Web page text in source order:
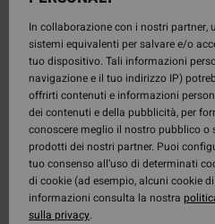
In collaborazione con i nostri partner,
sistemi equivalenti per salvare e/o
tuo dispositivo. Tali informazioni
navigazione e il tuo indirizzo IP)
offrirti contenuti e informazioni
dei contenuti e della pubblicità, per
conoscere meglio il nostro pubblico o
prodotti dei nostri partner. Puoi
tuo consenso all’uso di determinati
di cookie (ad esempio, alcuni cookie
informazioni consulta la nostra
sulla privacy.